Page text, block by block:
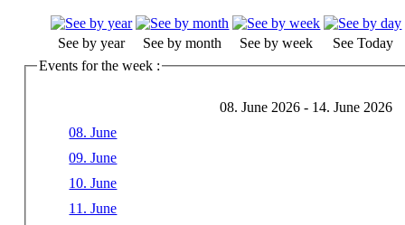
See by year See by month See by week
See Today
Events for the week :
08. June 2026 - 14. June 2026
08. June
09. June
10. June
11. June